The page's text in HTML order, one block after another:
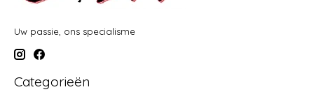
Uw passie, ons specialisme
Categorieën